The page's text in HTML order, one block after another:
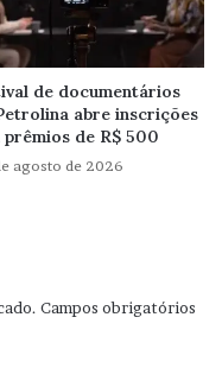
de documentários
abre inscrições
prêmios de R$ 500
agosto de 2026
Campos obrigatórios